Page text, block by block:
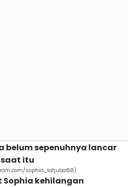
belum sepenuhnya lancar
itu
sophia_latjuba88)
Sophia kehilangan